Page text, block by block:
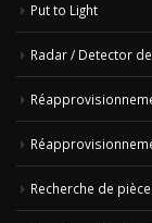
Put to Light
Radar / Detector
Recherche de